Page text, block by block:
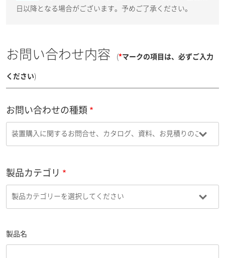
日以降となる場合がございます。予めご了承ください。
お問い合わせ内容 (*マークの項目は、必ずご入力
ください)
お問い合わせの種類
製品カテゴリ
製品名